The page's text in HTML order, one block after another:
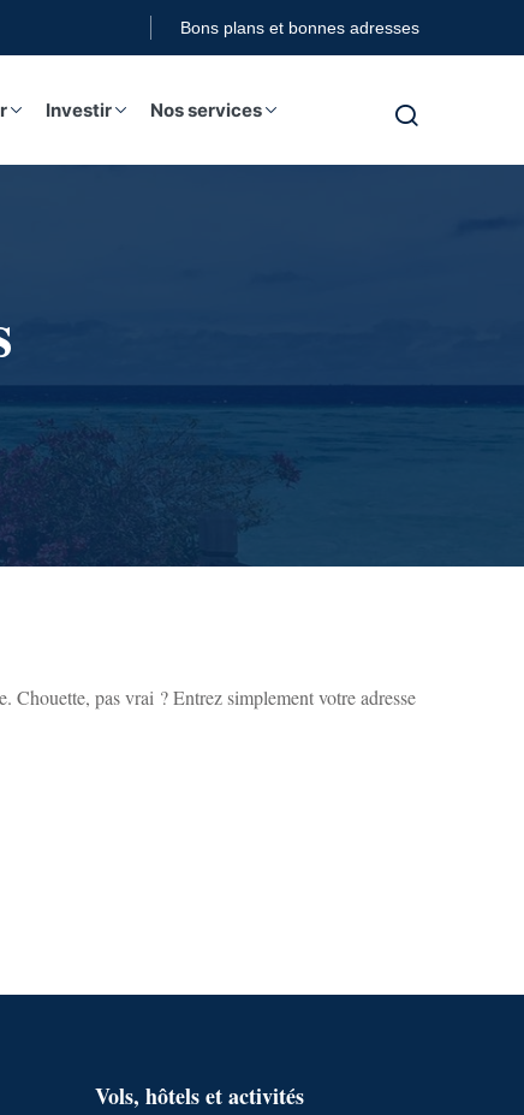
Bons plans et bonnes adresses
Investir Nos services
Chouette, pas vrai ? Entrez simplement votre adresse
Vols, hôtels et activités